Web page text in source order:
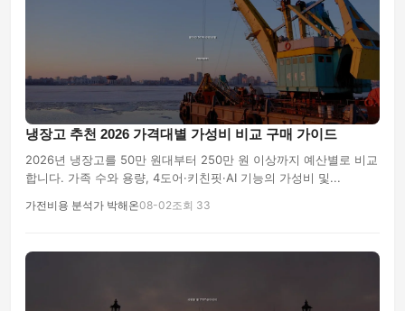
냉장고 추천 2026 가격대별 가성비 비교 구매 가이드
2026년 냉장고를 50만 원대부터 250만 원 이상까지 예산별로 비교
합니다. 가족 수와 용량, 4도어·키친핏·AI 기능의 가성비 및...
가전비용 분석가 박해온08-02조회 33